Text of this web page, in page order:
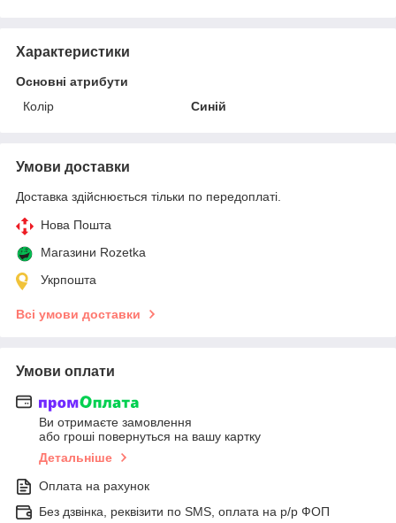
Характеристики
Основні атрибути
Колір
Синій
Умови доставки
Доставка здійснюється тільки по передоплаті.
Нова Пошта
Магазини Rozetka
Укрпошта
Всі умови доставки
Умови оплати
Ви отримаєте замовлення
або гроші повернуться на вашу картку
Детальніше
Оплата на рахунок
Без дзвінка, реквізити по SMS, оплата на р/р ФОП